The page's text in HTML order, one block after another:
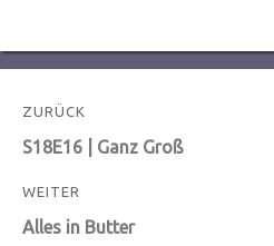
Beitragsnavigation
ZURÜCK
Vorheriger
S18E16 | Ganz Groß
WEITER
Nächster
Alles in Butter